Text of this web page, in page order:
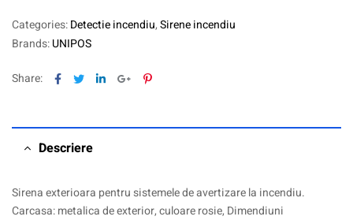
Categories:Detectie incendiu,Sirene incendiu
Brands:UNIPOS
Share: Facebook
TwitterLinkedinGoogle+Pinterest
Descriere
Sirena exterioara pentru sistemele de avertizare la incendiu.
Carcasa: metalica de exterior, culoare rosie, Dimendiuni